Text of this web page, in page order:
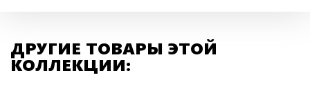
ДРУГИЕ ТОВАРЫ ЭТОЙ
КОЛЛЕКЦИИ: